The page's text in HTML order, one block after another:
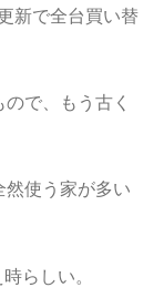
新で全台買い替
で、もう古く
然使う家が多い
らしい。